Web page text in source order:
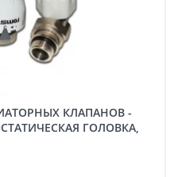
ГОЛОВКА,